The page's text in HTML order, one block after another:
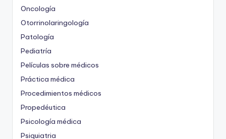
Oncología
Otorrinolaringología
Patología
Pediatría
Películas sobre médicos
Práctica médica
Procedimientos médicos
Propedéutica
Psicología médica
Psiquiatria